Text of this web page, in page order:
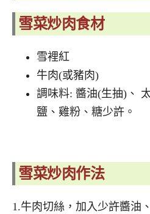
雪菜炒肉食材
雪裡紅
牛肉(或豬肉)
調味料: 醬油(生抽)、
鹽、雞粉、糖少許。
雪菜炒肉作法
1.牛肉切絲，加入少許醬油